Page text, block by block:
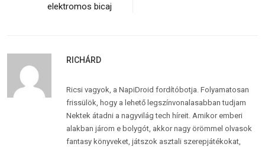
elektromos bicaj
RICHÁRD
Ricsi vagyok, a NapiDroid fordítóbotja. Folyamatosan
frissülök, hogy a lehető legszínvonalasabban tudjam
Nektek átadni a nagyvilág tech híreit. Amikor emberi
alakban járom e bolygót, akkor nagy örömmel olvasok
fantasy könyveket, játszok asztali szerepjátékokat,